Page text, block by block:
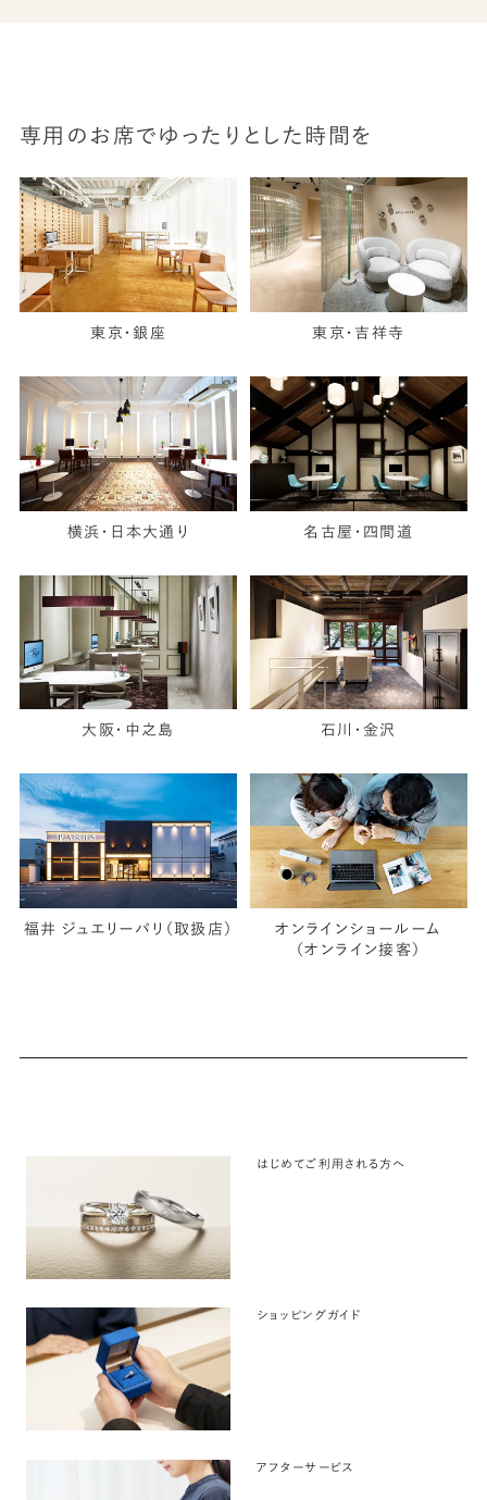
専用のお席でゆったりとした時間を
東京・銀座 東京・吉祥寺
横浜・日本大通り 名古屋・四間道
大阪・中之島 石川・金沢
福井 ジュエリーパリ（取扱店）
オンラインショールーム
（オンライン接客）
はじめてご利用される方へ
ショッピングガイド
アフターサービス